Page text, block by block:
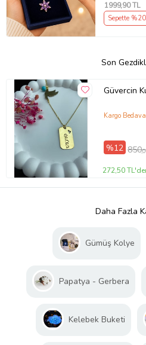
1999,90 TL
Sepette
Son
Güvercin
Kargo Bedava
%12 850
272,50
Daha Fazla
Gümüş Kolye
Papatya - Gerbera
Kelebek Buketi